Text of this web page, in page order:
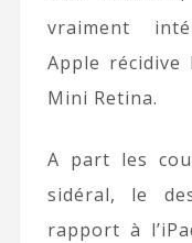
vraiment
Apple récidive
Mini Retina.
A part les
sidéral, le
rapport à